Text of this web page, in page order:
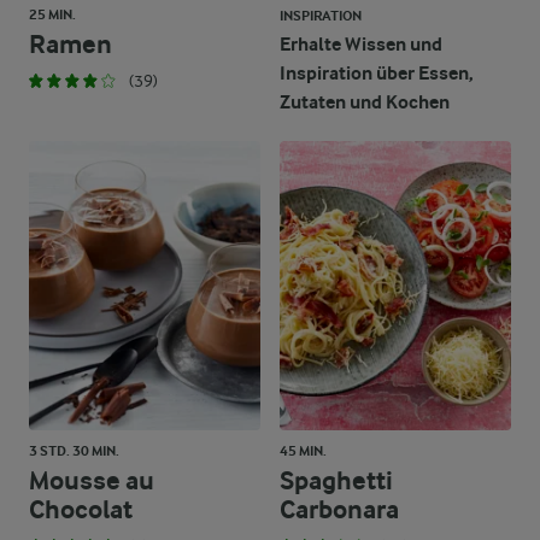
25 MIN.
Ramen
(39)
INSPIRATION
Erhalte Wissen und
Inspiration über Essen,
Zutaten und Kochen
3 STD. 30 MIN.
Mousse au
Chocolat
45 MIN.
Spaghetti
Carbonara